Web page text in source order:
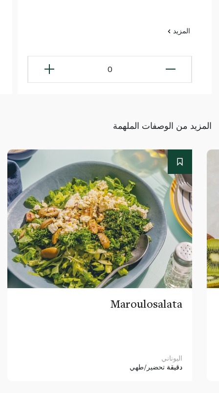
المزيد
0
المزيد من الوصفات الملهمة
Maroulosalata
اليوناني
دقيقة تحضير/طهي